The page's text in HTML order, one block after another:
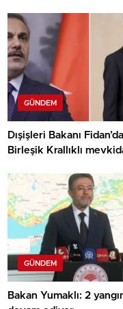
GÜNDEM
Dışişleri Bakanı
Birleşik Krallıklı
GÜNDEM
Bakan Yumaklı: 2